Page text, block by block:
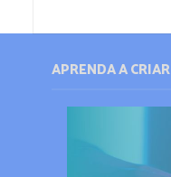
APRENDA A